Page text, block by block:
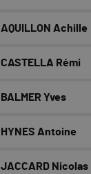
AQUILLON Achille
CASTELLA Rémi
BALMER Yves
HYNES Antoine
JACCARD Nicolas